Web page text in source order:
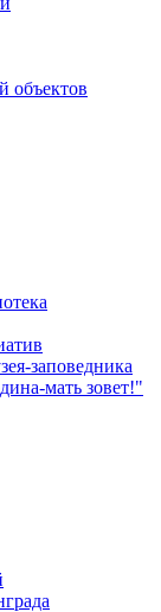
объектов
заповедника
мать зовет!"